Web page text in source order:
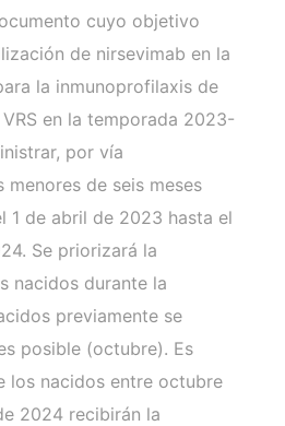
cuyo objetivo
de nirsevimab en la
la inmunoprofilaxis de
en la temporada 2023-
por vía
menores de seis meses
1 de abril de 2023 hasta el
Se priorizará la
nacidos durante la
previamente se
posible (octubre). Es
los nacidos entre octubre
2024 recibirán la